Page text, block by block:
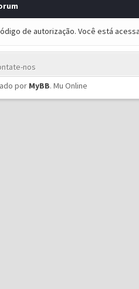
de autorização. Você está
nos
por MyBB. Mu Online